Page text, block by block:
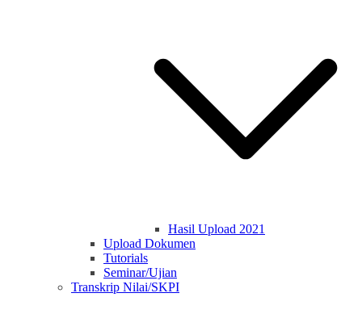
Hasil Upload 2021
Upload Dokumen
Tutorials
Seminar/Ujian
Transkrip Nilai/SKPI